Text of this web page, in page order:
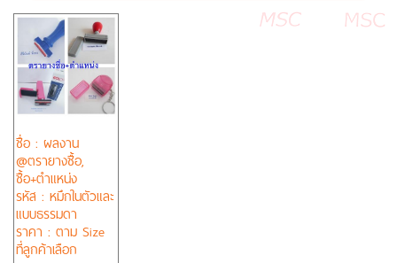
ชื่อ : ผลงาน
@ตรายางชื้อ,
ชื้อ+ตำแหน่ง
รหัส : หมึกในตัวและ
แบบธรรมดา
ราคา : ตาม Size
ที่ลูกค้าเลือก